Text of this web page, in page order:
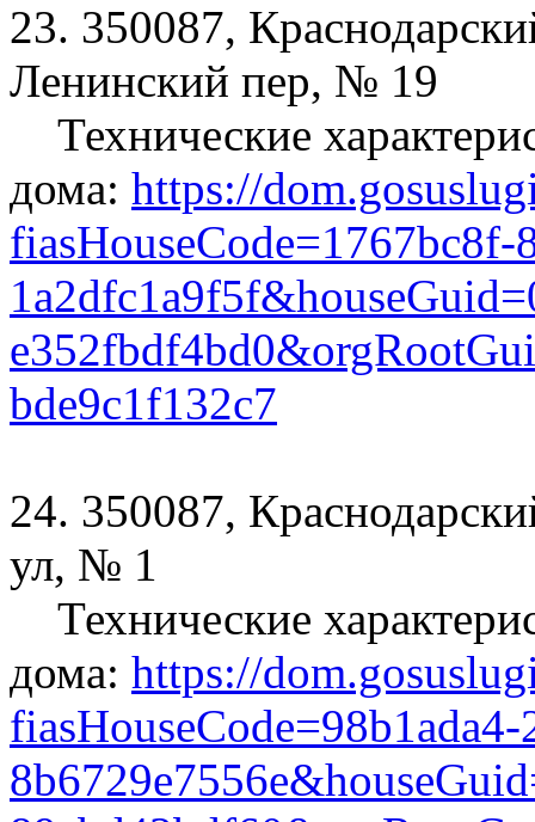
23. 350087,
Ленинский пер, № 19
Технические
дома: https://
bde9c1f132c7
24. 350087,
ул, № 1
Технические
дома: https://